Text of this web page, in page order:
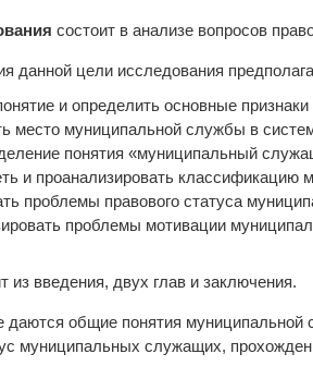
состоит в анализе вопросов
данной цели исследования
и определить основные
место муниципальной службы в
понятия «муниципальный
и проанализировать
проблемы правового статуса
проблемы мотивации
из введения, двух глав и заключения.
даются общие понятия муниципальной
муниципальных служащих,